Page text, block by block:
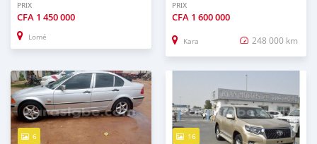
PRIX
CFA 1 450 000
Lomé
PRIX
CFA 1 600 000
Kara 248 000 km
6 16